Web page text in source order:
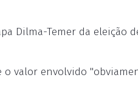
Dilma-Temer da eleição
o valor envolvido